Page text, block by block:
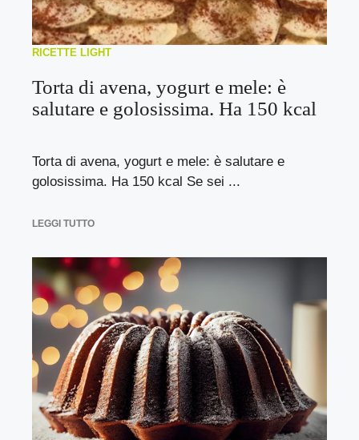
RICETTE LIGHT
Torta di avena, yogurt e mele: è
salutare e golosissima. Ha 150 kcal
Torta di avena, yogurt e mele: è salutare e
golosissima. Ha 150 kcal Se sei ...
LEGGI TUTTO